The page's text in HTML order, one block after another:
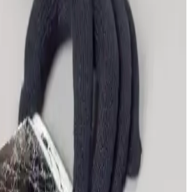
değeri ve kullanım alışkanlıklarına
seçenekleri ve fiyatlandırma
altına alın.
Sigortası Seçenekleri
özellikleri ve sigorta seçenekleri
içerir. Güncel modeller, fiyatlar ve sigorta
sunar.
Güvenlik: Bankacılık
Sigorta Yönetimi